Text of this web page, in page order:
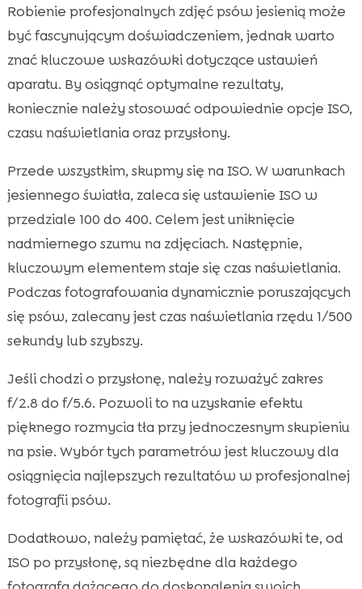
Robienie profesjonalnych zdjęć psów jesienią może
być fascynującym doświadczeniem, jednak warto
znać kluczowe wskazówki dotyczące ustawień
aparatu. By osiągnąć optymalne rezultaty,
koniecznie należy stosować odpowiednie opcje ISO,
czasu naświetlania oraz przysłony.
Przede wszystkim, skupmy się na ISO. W warunkach
jesiennego światła, zaleca się ustawienie ISO w
przedziale 100 do 400. Celem jest uniknięcie
nadmiernego szumu na zdjęciach. Następnie,
kluczowym elementem staje się czas naświetlania.
Podczas fotografowania dynamicznie poruszających
się psów, zalecany jest czas naświetlania rzędu 1/500
sekundy lub szybszy.
Jeśli chodzi o przysłonę, należy rozważyć zakres
f/2.8 do f/5.6. Pozwoli to na uzyskanie efektu
pięknego rozmycia tła przy jednoczesnym skupieniu
na psie. Wybór tych parametrów jest kluczowy dla
osiągnięcia najlepszych rezultatów w profesjonalnej
fotografii psów.
Dodatkowo, należy pamiętać, że wskazówki te, od
ISO po przysłonę, są niezbędne dla każdego